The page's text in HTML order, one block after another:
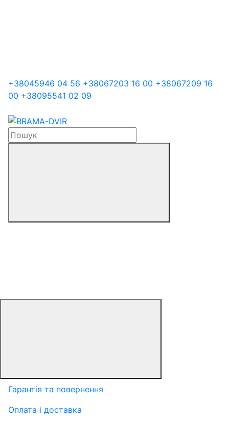
+38045946 04 56 +38067203 16 00 +38067209 16
00 +38095541 02 09
Гарантія та повернення
Оплата і доставка